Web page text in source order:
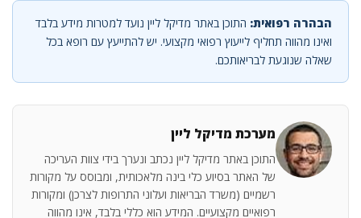
הבהרה רפואית: התוכן באתר מדיקל ליין נועד למטרות מידע בלבד
ואינו מהווה תחליף לייעוץ רפואי מקצועי. יש להתייעץ עם רופא בכל
שאלה שנוגעת לבריאותכם.
מערכת מדיקל ליין
התוכן באתר מדיקל ליין נכתב ונערך בידי צוות העריכה
של האתר בסיוע כלי בינה מלאכותית, ומבוסס על מקורות
רשמיים (משרד הבריאות ועלוני התרופות לצרכן) ומקורות
רפואיים מקצועיים. המידע הוא כללי בלבד, אינו מהווה